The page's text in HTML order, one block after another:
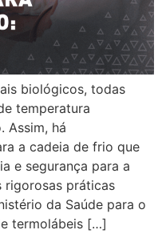
biológicos, todas
temperatura
Assim, há
a cadeia de frio que
e segurança para a
rigorosas práticas
da Saúde para o
termolábeis […]